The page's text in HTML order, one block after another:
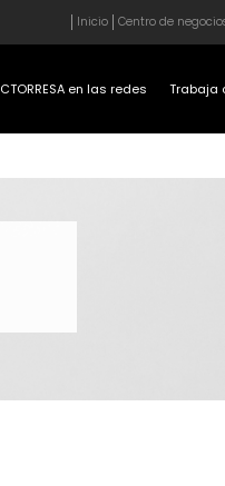
Inicio Centro de
CTORRESA en las redes Trabaja